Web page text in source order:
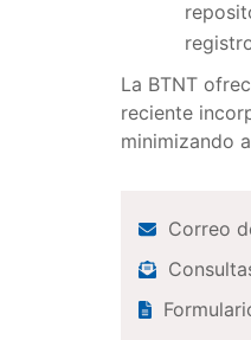
La BTNT
reciente
minimizando
Correo